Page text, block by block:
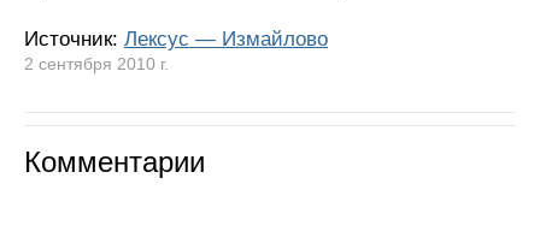
Источник: Лексус — Измайлово
2 сентября 2010 г.
Комментарии